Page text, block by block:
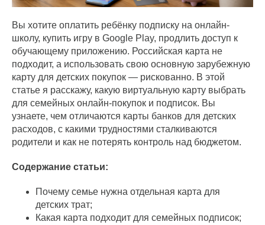
Вы хотите оплатить ребёнку подписку на онлайн-
школу, купить игру в Google Play, продлить доступ к
обучающему приложению. Российская карта не
подходит, а использовать свою основную зарубежную
карту для детских покупок — рискованно. В этой
статье я расскажу, какую виртуальную карту выбрать
для семейных онлайн-покупок и подписок. Вы
узнаете, чем отличаются карты банков для детских
расходов, с какими трудностями сталкиваются
родители и как не потерять контроль над бюджетом.
Содержание статьи:
Почему семье нужна отдельная карта для
детских трат;
Какая карта подходит для семейных подписок;